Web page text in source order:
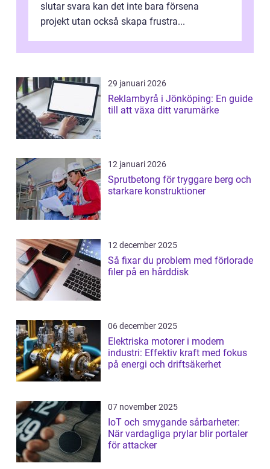
slutar svara kan det inte bara försena
projekt utan också skapa frustra...
29 januari 2026
Reklambyrå i Jönköping: En guide
till att växa ditt varumärke
12 januari 2026
Sprutbetong för tryggare berg och
starkare konstruktioner
12 december 2025
Så fixar du problem med förlorade
filer på en hårddisk
06 december 2025
Elektriska motorer i modern
industri: Effektiv kraft med fokus
på energi och driftsäkerhet
07 november 2025
IoT och smygande sårbarheter:
När vardagliga prylar blir portaler
för attacker